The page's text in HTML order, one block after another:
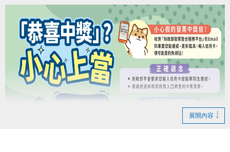
季軍：[快樂夥伴] 亞瑟士慢跑鞋 GT-1000
綜合排名[加碼獎] 總冠軍 1 名：[火星計畫] 火神無線
吹風機
參賽優惠
於競賽期間內，參賽者出示本活動之月卡，即可享有
(原價200元/次)
> 運動幣可全額或部分折抵
> 運動幣民眾使用說明 https://reurl.cc/npVxrn
※新北幣與運動幣限擇一使用，
僅供現場臨櫃消費使
用，皆不可退費。
展開內容